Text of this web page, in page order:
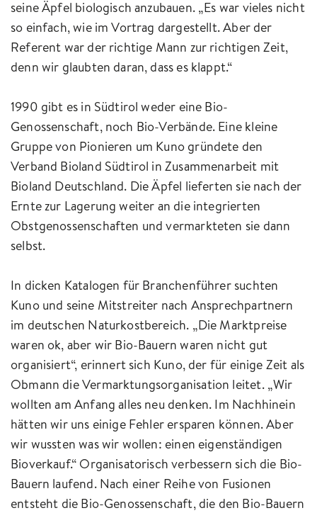
seine Äpfel biologisch anzubauen. „Es war vieles nicht
so einfach, wie im Vortrag dargestellt. Aber der
Referent war der richtige Mann zur richtigen Zeit,
denn wir glaubten daran, dass es klappt.“
1990 gibt es in Südtirol weder eine Bio-
Genossenschaft, noch Bio-Verbände. Eine kleine
Gruppe von Pionieren um Kuno gründete den
Verband Bioland Südtirol in Zusammenarbeit mit
Bioland Deutschland. Die Äpfel lieferten sie nach der
Ernte zur Lagerung weiter an die integrierten
Obstgenossenschaften und vermarkteten sie dann
selbst.
In dicken Katalogen für Branchenführer suchten
Kuno und seine Mitstreiter nach Ansprechpartnern
im deutschen Naturkostbereich. „Die Marktpreise
waren ok, aber wir Bio-Bauern waren nicht gut
organisiert“, erinnert sich Kuno, der für einige Zeit als
Obmann die Vermarktungsorganisation leitet. „Wir
wollten am Anfang alles neu denken. Im Nachhinein
hätten wir uns einige Fehler ersparen können. Aber
wir wussten was wir wollen: einen eigenständigen
Bioverkauf.“ Organisatorisch verbessern sich die Bio-
Bauern laufend. Nach einer Reihe von Fusionen
entsteht die Bio-Genossenschaft, die den Bio-Bauern